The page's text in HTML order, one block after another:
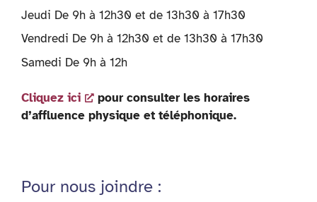
Jeudi De 9h à 12h30 et de 13h30 à 17h30
Vendredi De 9h à 12h30 et de 13h30 à 17h30
Samedi De 9h à 12h
Cliquez ici
pour consulter les horaires
d’affluence physique et téléphonique.
Pour nous joindre :